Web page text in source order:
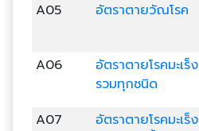
A05 อัตราตายวัณโรค
A06
อัตราตายโรคมะเร็ง
รวมทุกชนิด
A07
อัตราตายโรคมะเร็ง